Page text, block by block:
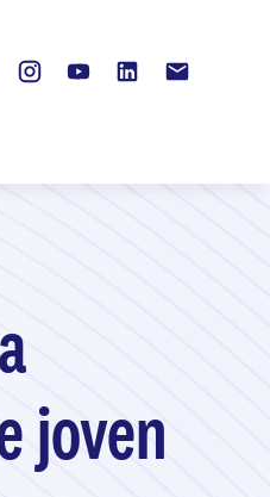
FacebookInstagramYoutube LinkedIn
joven